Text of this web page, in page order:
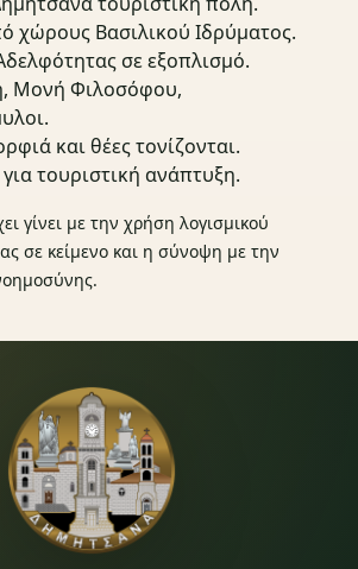
χώρους Βασιλικού Ιδρύματος.
σε εξοπλισμό.
Μονή Φιλοσόφου,
και θέες τονίζονται.
τουριστική ανάπτυξη.
γίνει με την χρήση λογισμικού
σε κείμενο και η σύνοψη με την